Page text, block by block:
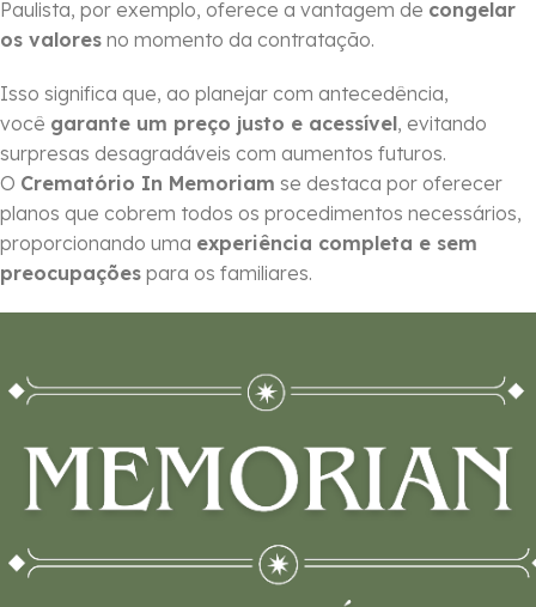
Paulista, por exemplo, oferece a vantagem de congelar
os valores no momento da contratação.
Isso significa que, ao planejar com antecedência,
você garante um preço justo e acessível, evitando
surpresas desagradáveis com aumentos futuros.
O Crematório In Memoriam se destaca por oferecer
planos que cobrem todos os procedimentos necessários,
proporcionando uma experiência completa e sem
preocupações para os familiares.